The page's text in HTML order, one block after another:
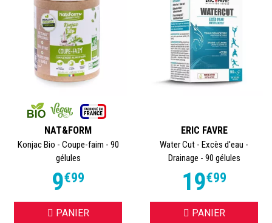
NAT&FORM
Konjac Bio - Coupe-faim - 90
gélules
9€99
PANIER
ERIC FAVRE
Water Cut - Excès d'eau -
Drainage - 90 gélules
19€99
PANIER